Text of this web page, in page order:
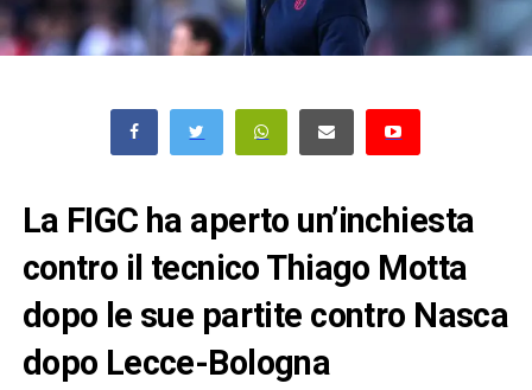
La FIGC ha aperto un’inchiesta
contro il tecnico Thiago Motta
dopo le sue partite contro Nasca
dopo Lecce-Bologna